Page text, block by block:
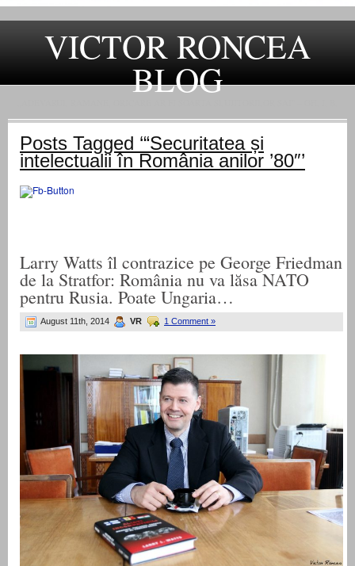
VICTOR RONCEA
BLOG
Posts Tagged ‘“Securitatea și
intelectualii în România anilor ’80″’
Larry Watts îl contrazice pe George Friedman
de la Stratfor: România nu va lăsa NATO
pentru Rusia. Poate Ungaria…
August 11th, 2014 VR 1 Comment »